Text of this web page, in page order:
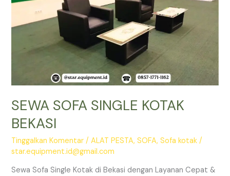
SEWA SOFA SINGLE KOTAK
BEKASI
Tinggalkan Komentar /ALAT PESTA,SOFA,Sofa kotak /
star.equipment.id@gmail.com
Sewa Sofa Single Kotak di Bekasi dengan Layanan Cepat &